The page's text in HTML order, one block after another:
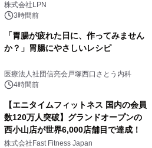
株式会社LPN
3時間前
「胃腸が疲れた日に、作ってみません
か？」胃腸にやさしいレシピ
医療法人社団信亮会戸塚西口さとう内科
4時間前
【エニタイムフィットネス 国内の会員
数120万人突破】グランドオープンの
西小山店が世界6,000店舗目で達成！
株式会社Fast Fitness Japan